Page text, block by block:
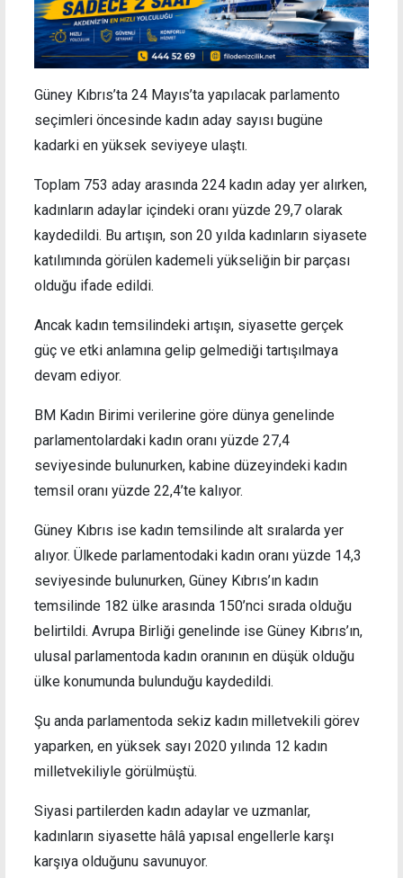
Güney Kıbrıs’ta 24 Mayıs’ta yapılacak parlamento
seçimleri öncesinde kadın aday sayısı bugüne
kadarki en yüksek seviyeye ulaştı.
Toplam 753 aday arasında 224 kadın aday yer alırken,
kadınların adaylar içindeki oranı yüzde 29,7 olarak
kaydedildi. Bu artışın, son 20 yılda kadınların siyasete
katılımında görülen kademeli yükseliğin bir parçası
olduğu ifade edildi.
Ancak kadın temsilindeki artışın, siyasette gerçek
güç ve etki anlamına gelip gelmediği tartışılmaya
devam ediyor.
BM Kadın Birimi verilerine göre dünya genelinde
parlamentolardaki kadın oranı yüzde 27,4
seviyesinde bulunurken, kabine düzeyindeki kadın
temsil oranı yüzde 22,4’te kalıyor.
Güney Kıbrıs ise kadın temsilinde alt sıralarda yer
alıyor. Ülkede parlamentodaki kadın oranı yüzde 14,3
seviyesinde bulunurken, Güney Kıbrıs’ın kadın
temsilinde 182 ülke arasında 150’nci sırada olduğu
belirtildi. Avrupa Birliği genelinde ise Güney Kıbrıs’ın,
ulusal parlamentoda kadın oranının en düşük olduğu
ülke konumunda bulunduğu kaydedildi.
Şu anda parlamentoda sekiz kadın milletvekili görev
yaparken, en yüksek sayı 2020 yılında 12 kadın
milletvekiliyle görülmüştü.
Siyasi partilerden kadın adaylar ve uzmanlar,
kadınların siyasette hâlâ yapısal engellerle karşı
karşıya olduğunu savunuyor.